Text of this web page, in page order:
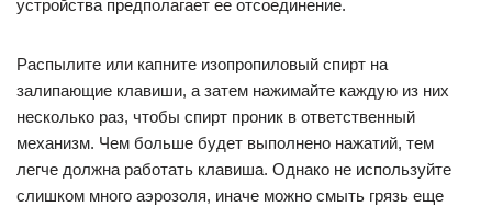
устройства предполагает ее отсоединение.
Распылите или капните изопропиловый спирт на
залипающие клавиши, а затем нажимайте каждую из них
несколько раз, чтобы спирт проник в ответственный
механизм. Чем больше будет выполнено нажатий, тем
легче должна работать клавиша. Однако не используйте
слишком много аэрозоля, иначе можно смыть грязь еще